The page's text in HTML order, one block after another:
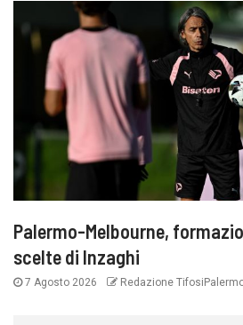
Palermo-Melbourne,
scelte di Inzaghi
7 Agosto 2026 Redazione